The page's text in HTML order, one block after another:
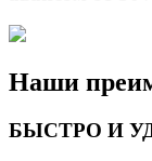
Наши
БЫСТРО И